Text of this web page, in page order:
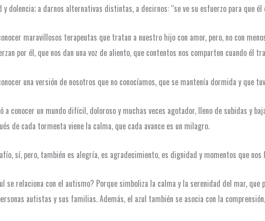
y dolencia; a darnos alternativas distintas, a decirnos: “se ve su esfuerzo para que él
maravillosos terapeutas que tratan a nuestro hijo con amor, pero, no con
por él, que nos dan una voz de aliento, que contentos nos comparten cuando él
una versión de nosotros que no conocíamos, que se mantenía dormida y que
a conocer un mundo difícil, doloroso y muchas veces agotador, lleno de subidas y
de cada tormenta viene la calma, que cada avance es un milagro.
sí, pero, también es alegría, es agradecimiento, es dignidad y momentos que
se relaciona con el autismo? Porque simboliza la calma y la serenidad del mar,
autistas y sus familias. Además, el azul también se asocia con la